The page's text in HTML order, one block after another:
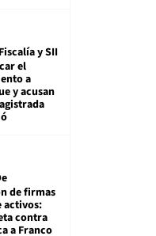
Fiscalía y SII
el
a
y acusan
de firmas
activos:
contra
a Franco